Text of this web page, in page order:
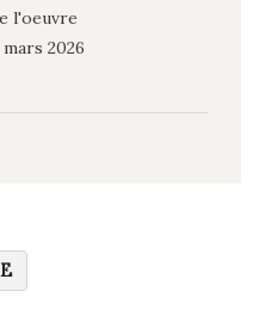
l'oeuvre
2026